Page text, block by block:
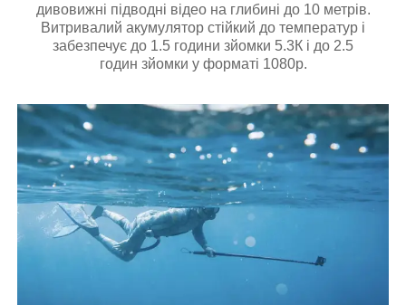
дивовижні підводні відео на глибині до 10 метрів.
Витривалий акумулятор стійкий до температур і
забезпечує до 1.5 години зйомки 5.3К і до 2.5
годин зйомки у форматі 1080р.